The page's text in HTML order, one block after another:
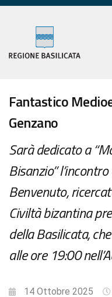
Fantastico
Genzano
Sarà dedicato a
Bisanzio”
Benvenuto,
Civiltà bizantina
della Basilicata,
alle ore 19:00
14 Ottobre 2025